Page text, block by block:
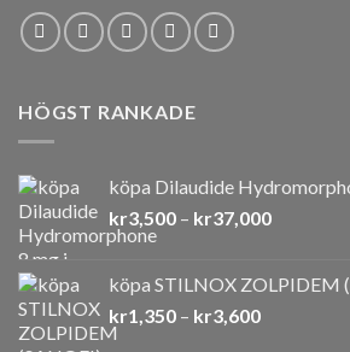
HÖGST RANKADE
köpa Dilaudide
kr3,500 – kr37,000
kr37,000
köpa STILNOX ZOLPIDEM
kr1,350 – kr3,600